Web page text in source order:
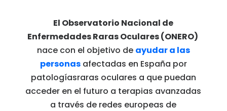
El Observatorio Nacional de
Enfermedades Raras Oculares (ONERO)
nace con el objetivo de ayudar a las
personasafectadas en España por
patologíasraras oculares a que puedan
acceder en el futuro a terapias avanzadas
a través de redes europeas de